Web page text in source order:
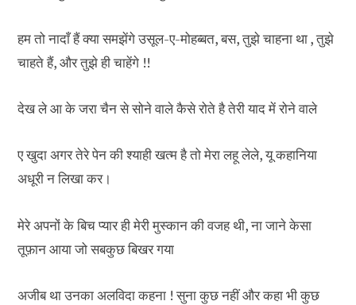
हम तो नादाँ हैं क्या समझेंगे उसूल-ए-मोहब्बत, बस, तुझे चाहना था , तुझे
चाहते हैं, और तुझे ही चाहेंगे !!
देख ले आ के जरा चैन से सोने वाले कैसे रोते है तेरी याद में रोने वाले
ए खुदा अगर तेरे पेन की श्याही खत्म है तो मेरा लहू लेले, यू कहानिया
अधूरी न लिखा कर।
मेरे अपनों के बिच प्यार ही मेरी मुस्कान की वजह थी, ना जाने केसा
तूफ़ान आया जो सबकुछ बिखर गया
अजीब था उनका अलविदा कहना ! सुना कुछ नहीं और कहा भी कुछ